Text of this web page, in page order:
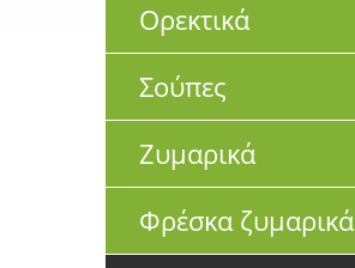
Ορεκτικά
Σούπες
Ζυμαρικά
Φρέσκα ζυμαρικά